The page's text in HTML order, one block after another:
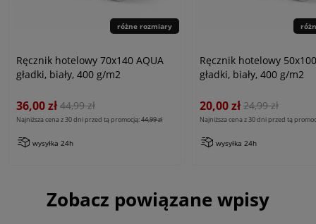
różne rozmiary
Ręcznik hotelowy 70x140 AQUA
gładki, biały, 400 g/m2
36,00 zł 44,99 zł
Najniższa cena z 30 dni przed tą promocją:44,99 zł
wysyłka 24h
Ręcznik hotelowy
gładki, biały, 400 g/m2
20,00 zł 24,99 zł
Najniższa cena z 30 dni przed tą
wysyłka 24h
Zobacz powiązane wpisy